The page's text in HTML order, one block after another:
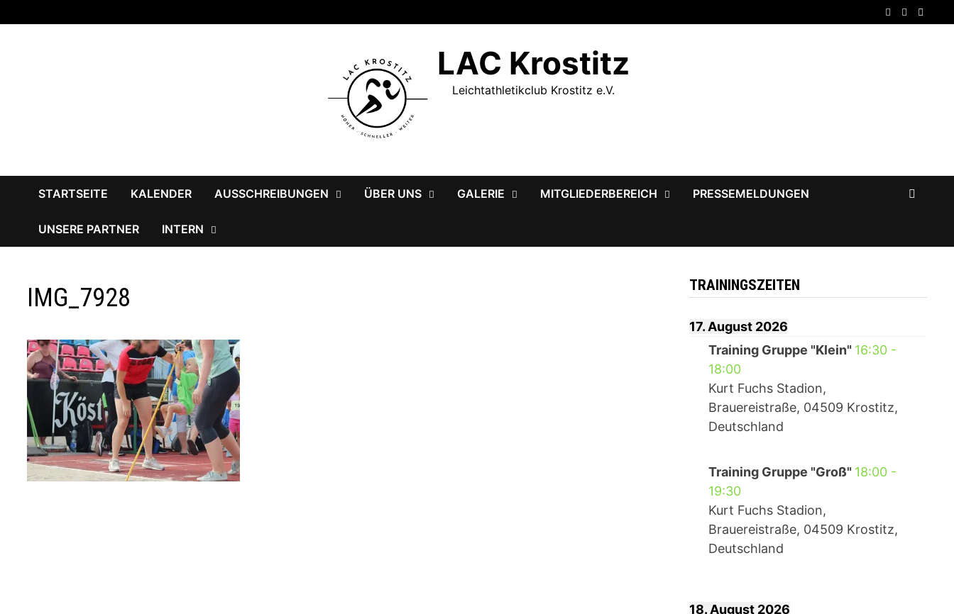
Inhalt
LAC Krostitz
Leichtathletikclub Krostitz e.V.
STARTSEITE KALENDER AUSSCHREIBUNGEN ÜBER UNS GALERIE MITGLIEDERBEREICH PRESSEMELDUNGEN
UNSERE PARTNER INTERN
IMG_7928 TRAININGSZEITEN
17. August 2026
Training Gruppe "Klein" 16:30-
18:00
Kurt Fuchs Stadion,
Brauereistraße, 04509 Krostitz,
Deutschland
Training Gruppe "Groß" 18:00-
19:30
Kurt Fuchs Stadion,
Brauereistraße, 04509 Krostitz,
Deutschland
18. August 2026